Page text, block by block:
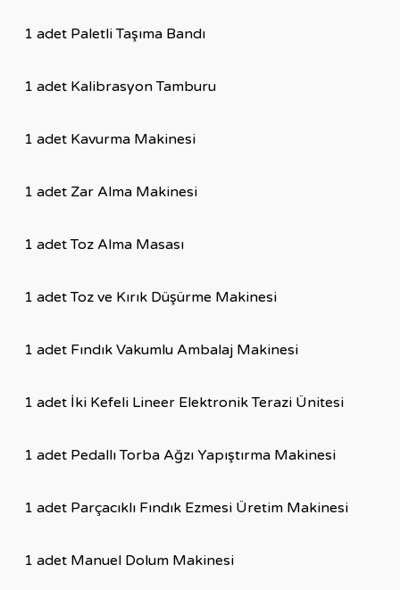
1 adet Paletli Taşıma Bandı
1 adet Kalibrasyon Tamburu
1 adet Kavurma Makinesi
1 adet Zar Alma Makinesi
1 adet Toz Alma Masası
1 adet Toz ve Kırık Düşürme Makinesi
1 adet Fındık Vakumlu Ambalaj Makinesi
1 adet İki Kefeli Lineer Elektronik Terazi Ünitesi
1 adet Pedallı Torba Ağzı Yapıştırma Makinesi
1 adet Parçacıklı Fındık Ezmesi Üretim Makinesi
1 adet Manuel Dolum Makinesi